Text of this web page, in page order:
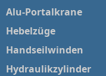
Alu-Portalkrane
Hebelzüge
Handseilwinden
Hydraulikzylinder